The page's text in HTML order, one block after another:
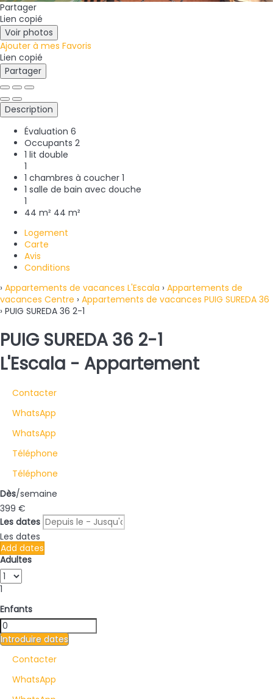
Partager
Lien copié
Voir photos
Ajouter à mes Favoris
Lien copié
Partager
Description
Évaluation 6
Occupants 2
1 lit double
1
1 chambres à coucher 1
1 salle de bain avec douche
1
44 m² 44 m²
Logement
Carte
Avis
Conditions
› Appartements de vacances L'Escala › Appartements de
vacances Centre › Appartements de vacances PUIG SUREDA 36
› PUIG SUREDA 36 2-1
PUIG SUREDA 36 2-1
L'Escala - Appartement
Contacter
WhatsApp
WhatsApp
Téléphone
Téléphone
Dès/semaine
399 €
Les dates
Les dates
Add dates
Adultes
1
Enfants
Introduire dates
Contacter
WhatsApp